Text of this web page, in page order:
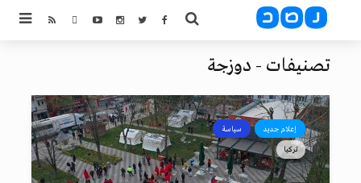
تصنيفات - دوزجة
إعلام جديد سياسة
تركيا